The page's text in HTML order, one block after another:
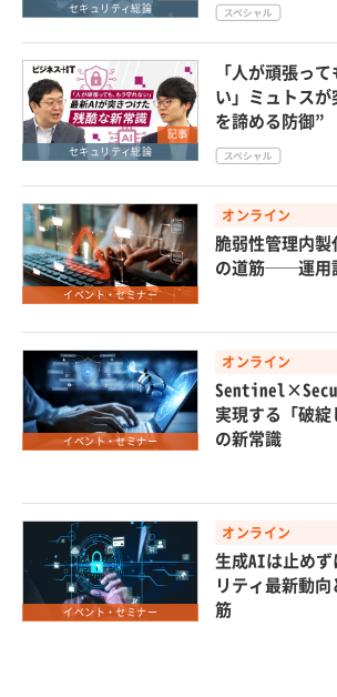
セキュリティ総論
記事
セキュリティ総論
「人が頑張っ
い」ミュトス
を諦める防御”
イベント・セミナー
オンライン
脆弱性管理内
の道筋──運用
イベント・セミナー
オンライン
実現する「破綻
の新常識
イベント・セミナー
オンライン
生成AIは止め
リティ最新動
筋